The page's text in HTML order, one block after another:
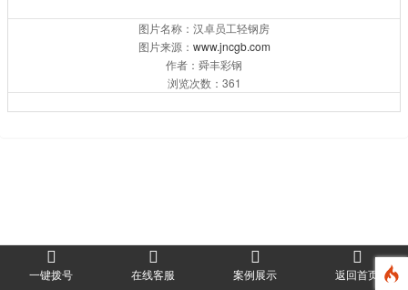
图片名称：汉卓员工轻钢房
图片来源： www.jncgb.com
作者：舜丰彩钢
浏览次数：361
一键拨号 在线客服 案例展示 返回首页